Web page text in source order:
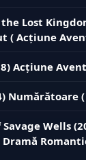
Lost
( Acțiune
Acțiune
Numărătoare
Wells
Dramă